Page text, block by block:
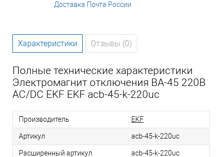
Доставка Почта России
Характеристики Отзывы (0)
Полные технические характеристики
Электромагнит отключения ВА-45 220В
AC/DС EKF EKF acb-45-k-220uc
Производитель EKF
Артикул acb-45-k-220uc
Расширенный артикул acb-45-k-220uc